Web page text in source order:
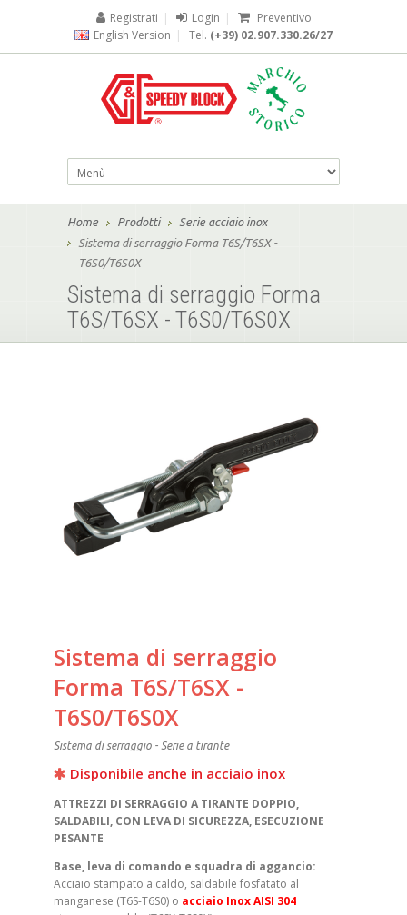
Registrati | Login |
Preventivo
English Version | Tel. (+39) 02.907.330.26/27
Home Prodotti
Serie acciaio inox
Sistema di serraggio Forma T6S/T6SX -
T6S0/T6S0X
Sistema di serraggio Forma
T6S/T6SX - T6S0/T6S0X
Sistema di serraggio
Forma T6S/T6SX -
T6S0/T6S0X
Sistema di serraggio - Serie a tirante
Disponibile anche in acciaio inox
ATTREZZI DI SERRAGGIO A TIRANTE DOPPIO,
SALDABILI, CON LEVA DI SICUREZZA, ESECUZIONE
PESANTE
Base, leva di comando e squadra di aggancio:
Acciaio stampato a caldo, saldabile fosfatato al
manganese (T6S-T6S0) o acciaio Inox AISI 304